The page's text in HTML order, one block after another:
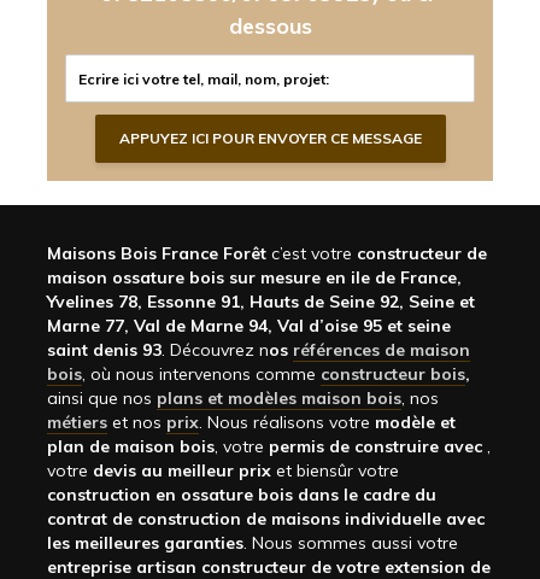
dessous
Maisons Bois France Forêt c’est votre constructeur de
maison ossature bois sur mesure en ile de France,
Yvelines 78, Essonne 91, Hauts de Seine 92, Seine et
Marne 77, Val de Marne 94, Val d’oise 95 et seine
saint denis 93. Découvrez nos références de maison
bois, où nous intervenons comme constructeur bois,
ainsi que nos plans et modèles maison bois, nos
métiers et nos prix. Nous réalisons votre modèle et
plan de maison bois, votre permis de construire avec ,
votre devis au meilleur prix et biensûr votre
construction en ossature bois dans le cadre du
contrat de construction de maisons individuelle avec
les meilleures garanties. Nous sommes aussi votre
entreprise artisan constructeur de votre extension de